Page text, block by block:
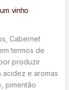
vinho
Cabernet
termos de
produzir
acidez e aromas
pimentão